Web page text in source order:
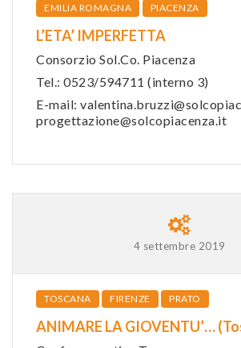
EMILIA ROMAGNA PIACENZA
L’ETA’ IMPERFETTA
Consorzio Sol.Co. Piacenza
Tel.: 0523/594711 (interno 3)
E-mail:
progettazione@solcopiacenza.it
4 settembre 2019
TOSCANA FIRENZE PRATO
ANIMARE LA GIOVENTU’…